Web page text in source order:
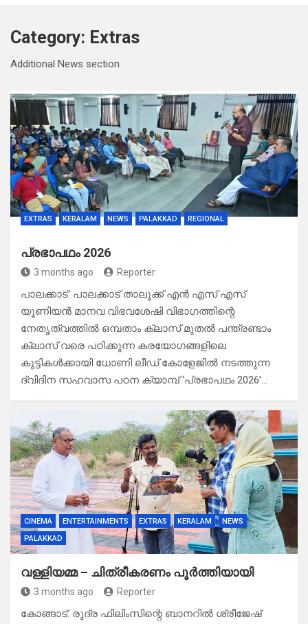
Category: Extras
Additional News section
EXTRAS KERALAM NEWS PALAKKAD REGIONAL
പ്രഭാപഥം 2026
3 months ago Reporter
പാലക്കാട്: പാലക്കാട് താലൂക്ക് എൻ എസ് എസ്
യൂണിയൻ മാനവ വിഭവശേഷി വിഭാഗത്തിന്റെ
നേതൃത്വത്തിൽ ഒമ്പതാം ക്ലാസ് മുതൽ പന്ത്രണ്ടാം
ക്ലാസ് വരെ പഠിക്കുന്ന കരയോഗങ്ങളിലെ
കുട്ടികൾക്കായി ധോണി ലീഡ് കോളേജിൽ നടത്തുന്ന
ദ്വിദിന സഹവാസ പഠന ക്യാമ്പ് ‘പ്രഭാപഥം 2026’…
CINEMA ENTERTAINMENTS EXTRAS KERALAM
NEWS
PALAKKAD
വള്ളിയമ്മ – ചിത്രീകരണം പൂർത്തിയായി
3 months ago Reporter
കോങ്ങാട്: രുദ്ര ഫിലിംസിന്റെ ബാനറിൽ ശ്രീജേഷ്